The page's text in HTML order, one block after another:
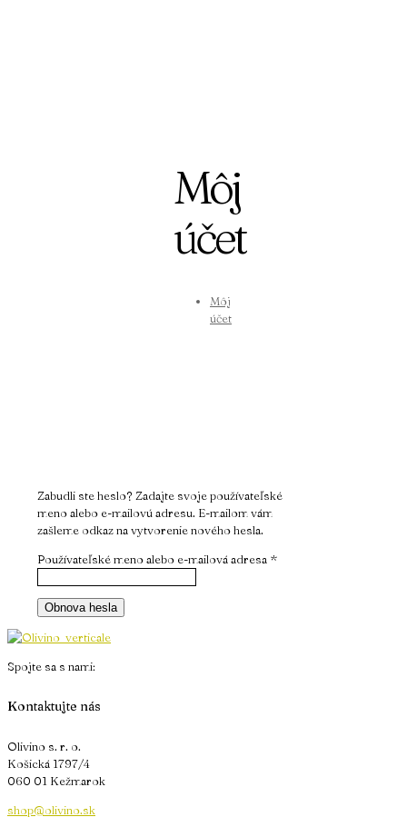
Môj
účet
Môj
účet
Zabudli ste heslo? Zadajte svoje používateľské
meno alebo e-mailovú adresu. E-mailom vám
zašleme odkaz na vytvorenie nového hesla.
Používateľské meno alebo e-mailová adresa *Povinné
Obnova hesla
Spojte sa s nami:
Kontaktujte nás
Olivino s. r. o.
Košická 1797/4
060 01 Kežmarok
shop@olivino.sk